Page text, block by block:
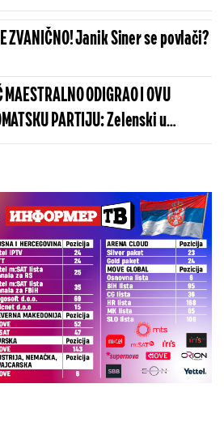
ZVANIČNO! Janik Siner se povlači?
MAESTRALNO ODIGRAO I OVU
PARTIJU: Zelenski u
potvrdio - Kosovo je Srbija